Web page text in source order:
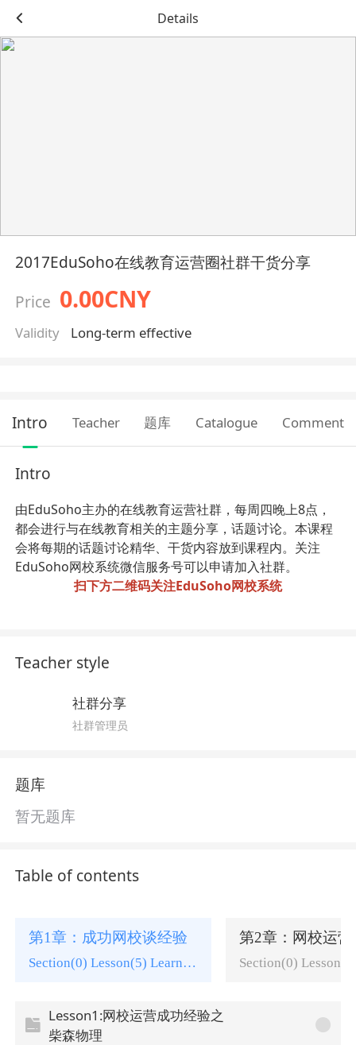
Details
2017EduSoho在线教育运营圈社群干货分享
Price 0.00CNY
Validity Long-term effective
Intro Teacher 题库 Catalogue Comment
Intro
由EduSoho主办的在线教育运营社群，每周四晚上8点，
都会进行与在线教育相关的主题分享，话题讨论。本课程
会将每期的话题讨论精华、干货内容放到课程内。关注
EduSoho网校系统微信服务号可以申请加入社群。
扫下方二维码关注EduSoho网校系统
Teacher style
社群分享
社群管理员
题库
暂无题库
Table of contents
第1章：成功网校谈经验
Section(0) Lesson(5) Learning tasks(0)
第2章：网校运
Lesson1:网校运营成功经验之
柴森物理